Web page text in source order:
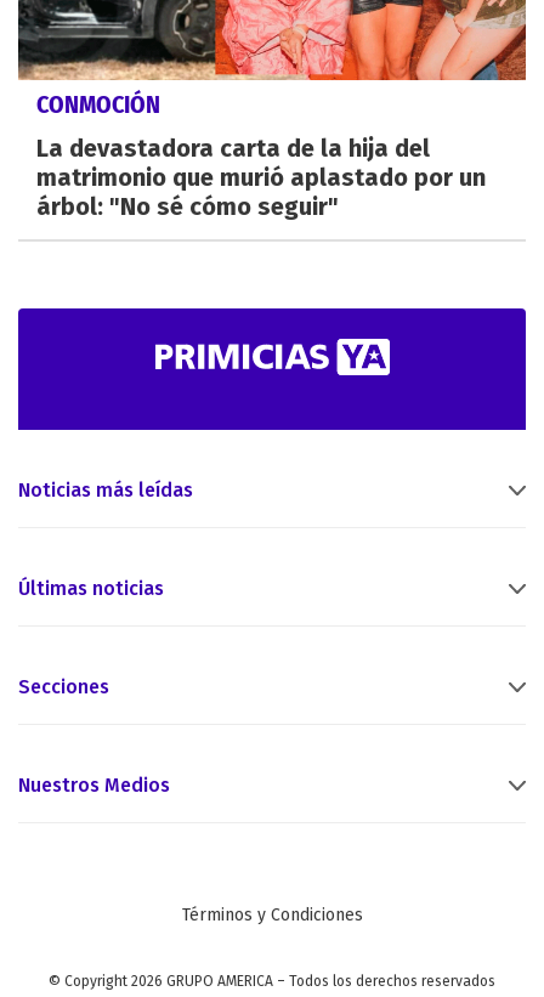
CONMOCIÓN
La devastadora carta de la hija del
matrimonio que murió aplastado por un
árbol: "No sé cómo seguir"
Noticias más leídas
Últimas noticias
Secciones
Nuestros Medios
Términos y Condiciones
© Copyright 2026 GRUPO AMERICA – Todos los derechos reservados